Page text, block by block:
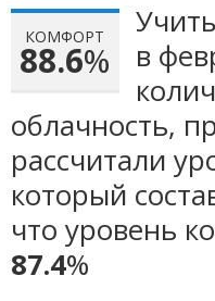
КОМФОРТ
88.6%
в
облачность,
рассчитали
который
что уровень
87.4%